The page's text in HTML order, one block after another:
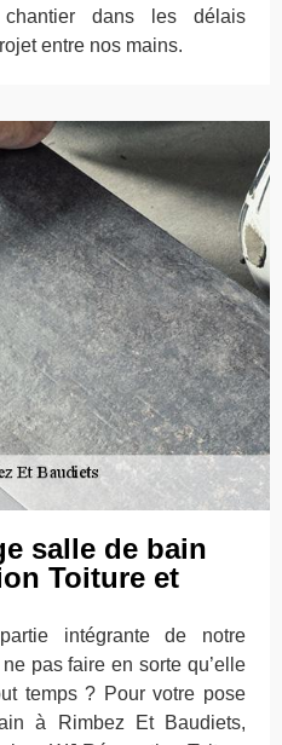
dans les délais
entre nos mains.
salle de bain
Toiture et
intégrante de notre
pas faire en sorte qu’elle
temps ? Pour votre pose
à Rimbez Et Baudiets,